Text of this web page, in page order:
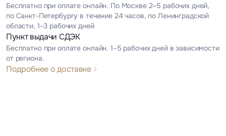
Бесплатно при оплате онлайн. По Москве 2–5 рабочих дней,
по Санкт-Петербургу в течение 24 часов, по Ленинградской
области, 1–3 рабочих дней
Пункт выдачи СДЭК
Бесплатно при оплате онлайн. 1–5 рабочих дней в зависимости
от региона.
Подробнее о доставке